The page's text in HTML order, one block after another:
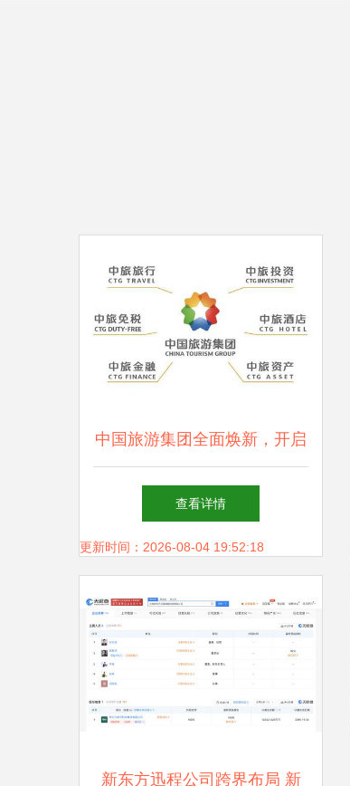
中国旅游集团全面焕新，开启
与世界重新连接的旅程
查看详情
更新时间：2026-08-04 19:52:18
新东方迅程公司跨界布局 新